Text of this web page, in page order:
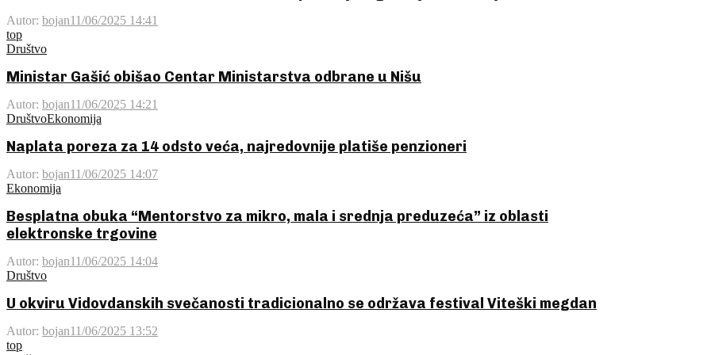
Autor: bojan11/06/2025 14:41
top
Društvo
Ministar Gašić obišao Centar Ministarstva odbrane u Nišu
Autor: bojan11/06/2025 14:21
DruštvoEkonomija
Naplata poreza za 14 odsto veća, najredovnije platiše penzioneri
Autor: bojan11/06/2025 14:07
Ekonomija
Besplatna obuka “Mentorstvo za mikro, mala i srednja preduzeća” iz oblasti
elektronske trgovine
Autor: bojan11/06/2025 14:04
Društvo
U okviru Vidovdanskih svečanosti tradicionalno se održava festival Viteški megdan
Autor: bojan11/06/2025 13:52
top